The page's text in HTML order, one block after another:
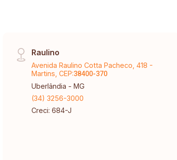
Raulino
Avenida Raulino Cotta Pacheco, 418 -
Martins, CEP:38400-370
Uberlândia - MG
(34) 3256-3000
Creci: 684-J